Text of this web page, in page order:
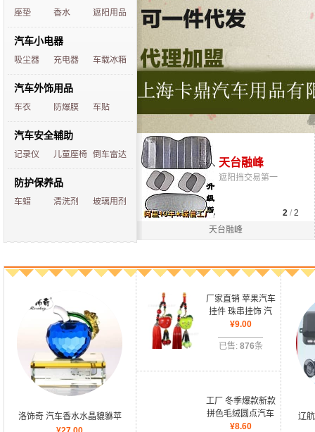
座垫 香水 遮阳用品
汽车小电器
吸尘器 充电器 车载冰箱
汽车外饰用品
车衣 防爆膜 车贴
汽车安全辅助
记录仪 儿童座椅 倒车雷达
防护保养品
车蜡 清洗剂 玻璃用剂
腰靠交易领先
天台融峰
遮阳挡交易第一
2 / 2
天台融峰
洛饰奇 汽车香水水晶貔貅苹
厂家直销 苹果汽车
挂件 珠串挂饰 汽
车用品 车饰 冬季
车用品
¥9.00
已售: 876条
工厂 冬季爆款新款
拼色毛绒圆点汽车
头枕 保暖头枕62-
¥8.60
辽